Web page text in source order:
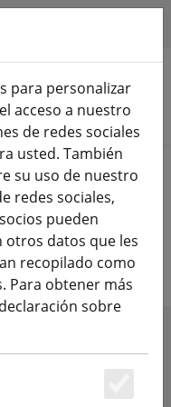
hasta un
para personalizar
acceso a nuestro
de redes sociales
usted. También
su uso de nuestro
redes sociales,
pueden
datos que les
recopilado como
Para obtener más
sobre